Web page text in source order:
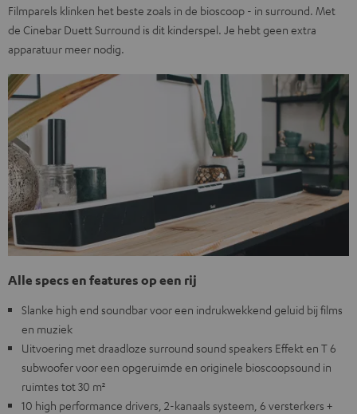
Filmparels klinken het beste zoals in de bioscoop - in surround. Met
de Cinebar Duett Surround is dit kinderspel. Je hebt geen extra
apparatuur meer nodig.
Alle specs en features op een rij
Slanke high end soundbar voor een indrukwekkend geluid bij films
en muziek
Uitvoering met draadloze surround sound speakers Effekt en T 6
subwoofer voor een opgeruimde en originele bioscoopsound in
ruimtes tot 30 m²
10 high performance drivers, 2-kanaals systeem, 6 versterkers +